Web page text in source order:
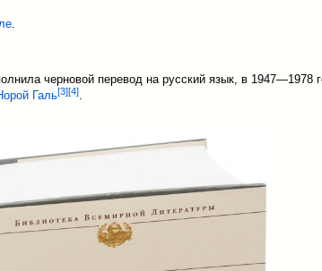
черновой перевод на русский язык, в 1947—1978
Галь[3][4].